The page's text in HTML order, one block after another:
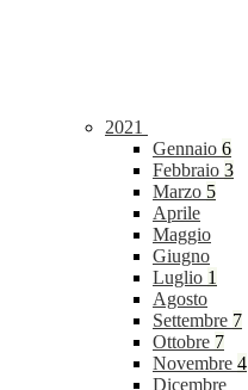
2021
Gennaio 6
Febbraio 3
Marzo 5
Aprile
Maggio
Giugno
Luglio 1
Agosto
Settembre 7
Ottobre 7
Novembre 4
Dicembre